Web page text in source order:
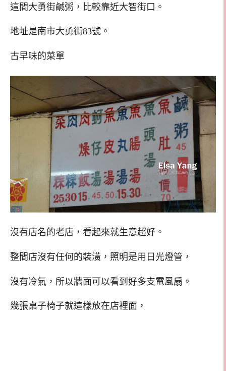
這間大勇街鹹粥，比較靠近大智街口。
地址是南市大勇街83號。
古早味的菜單
沒有店名的老店，看起來就生意超好。
整間店沒有任何的裝潢，照明是用日光燈管，
沒有冷氣，所以牆面可以看到好多支電風扇。
幾張桌子椅子就這樣放在店裡面，